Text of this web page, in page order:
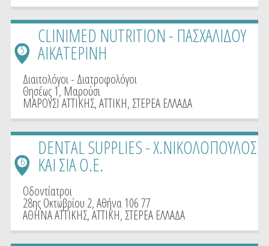
CLINIMED NUTRITION - ΠΑΣΧΑΛΙΔΟΥ
ΑΙΚΑΤΕΡΙΝΗ
5
Διαιτολόγοι - Διατροφολόγοι
Θησέως 1, Μαρούσι
ΜΑΡΟΥΣΙ ΑΤΤΙΚΗΣ,ΑΤΤΙΚΗ, ΣΤΕΡΕΑ ΕΛΛΑΔΑ
DENTAL SUPPLIES - Χ.ΝΙΚΟΛΟΠΟΥΛΟΣ
ΚΑΙ ΣΙΑ Ο.Ε.
6
Οδοντίατροι
28ης Οκτωβρίου 2, Αθήνα 106 77
ΑΘΗΝΑ ΑΤΤΙΚΗΣ,ΑΤΤΙΚΗ, ΣΤΕΡΕΑ ΕΛΛΑΔΑ